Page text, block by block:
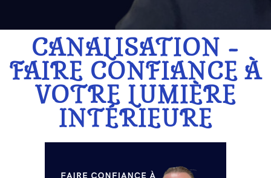
CANALISATION -
FAIRE CONFIANCE À
VOTRE LUMIÈRE
INTÉRIEURE